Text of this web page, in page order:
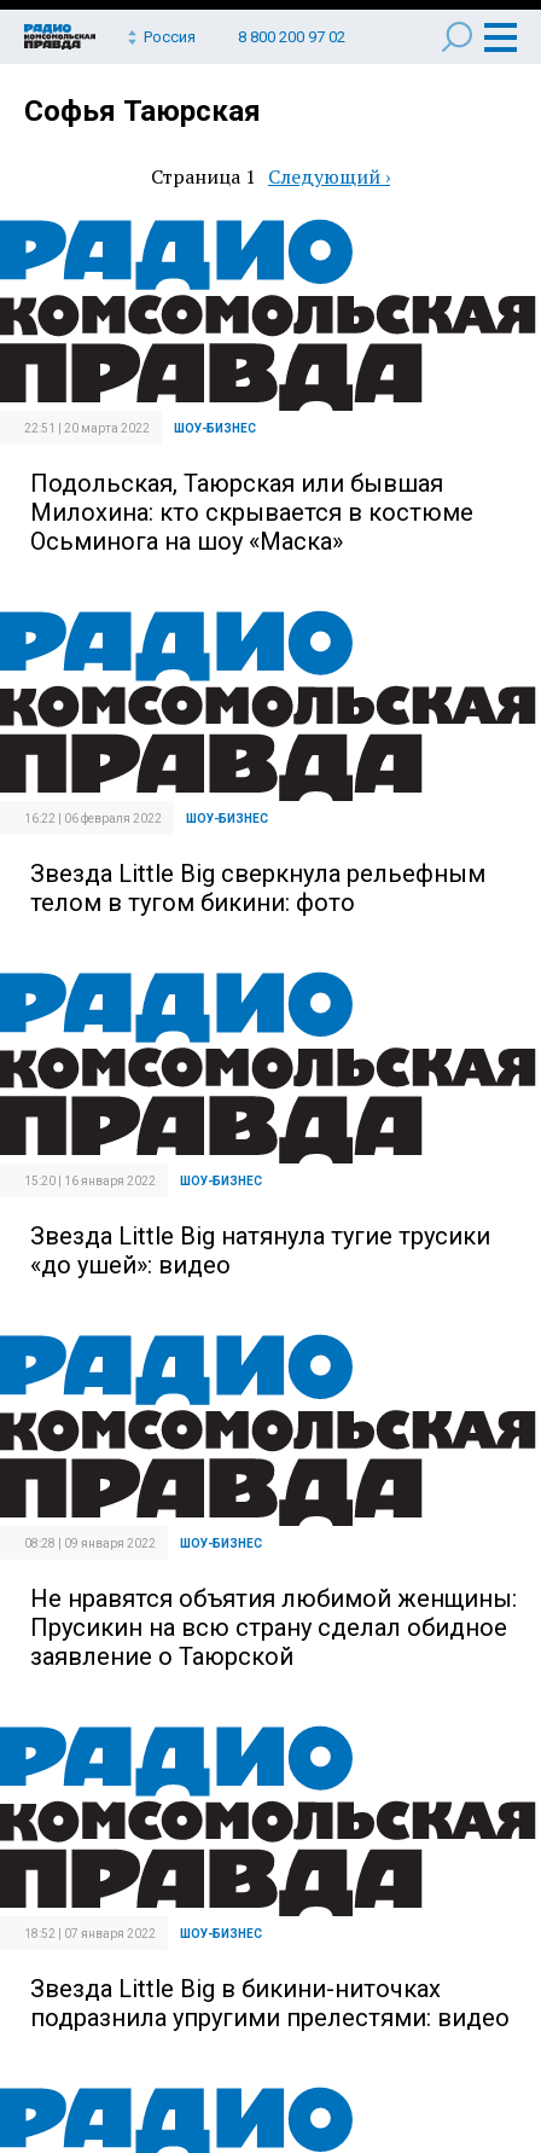
Россия 8 800 200 97 02
Софья Таюрская
Страница 1 Следующая
Следующий ›
22:51 | 20 марта 2022 ШОУ-БИЗНЕС
Подольская, Таюрская или бывшая
Милохина: кто скрывается в костюме
Осьминога на шоу «Маска»
16:22 | 06 февраля 2022 ШОУ-БИЗНЕС
Звезда Little Big сверкнула рельефным
телом в тугом бикини: фото
15:20 | 16 января 2022 ШОУ-БИЗНЕС
Звезда Little Big натянула тугие трусики
«до ушей»: видео
08:28 | 09 января 2022 ШОУ-БИЗНЕС
Не нравятся объятия любимой женщины:
Прусикин на всю страну сделал обидное
заявление о Таюрской
18:52 | 07 января 2022 ШОУ-БИЗНЕС
Звезда Little Big в бикини-ниточках
подразнила упругими прелестями: видео